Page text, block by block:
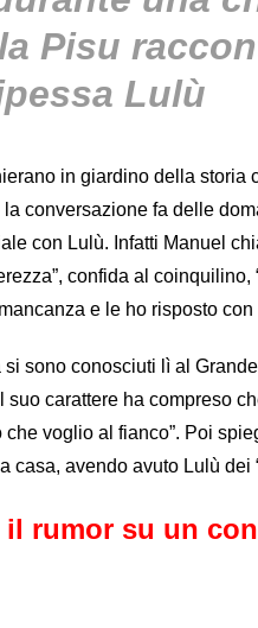
Pisu
Lulù
in giardino della storia
conversazione fa delle
con Lulù. Infatti Manuel
confida al
e le ho risposto con
sono conosciuti lì al
carattere ha compreso
voglio al fianco”. Poi
casa, avendo avuto Lulù dei
il rumor su un